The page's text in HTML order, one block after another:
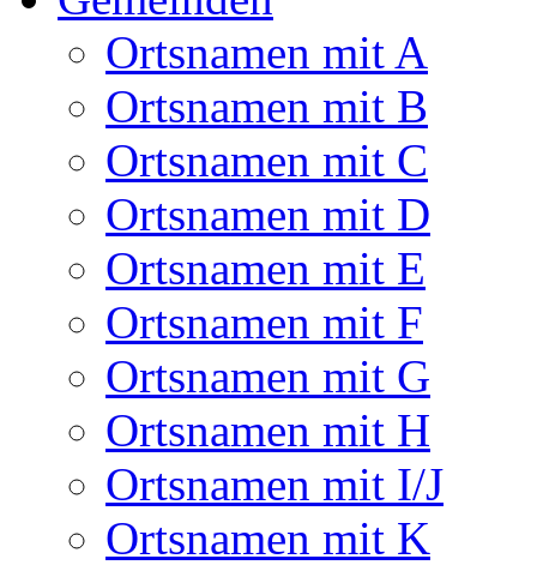
Ortsnamen mit A
Ortsnamen mit B
Ortsnamen mit C
Ortsnamen mit D
Ortsnamen mit E
Ortsnamen mit F
Ortsnamen mit G
Ortsnamen mit H
Ortsnamen mit I/J
Ortsnamen mit K